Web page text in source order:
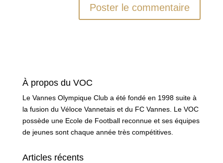
À propos du VOC
Le Vannes Olympique Club a été fondé en 1998 suite à
la fusion du Véloce Vannetais et du FC Vannes. Le VOC
possède une Ecole de Football reconnue et ses équipes
de jeunes sont chaque année très compétitives.
Articles récents